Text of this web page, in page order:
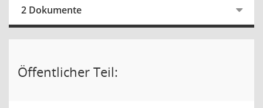
2 Dokumente
Öffentlicher Teil: